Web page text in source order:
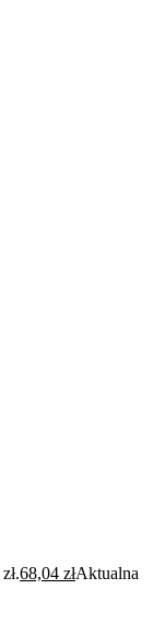
68,04złAktualna